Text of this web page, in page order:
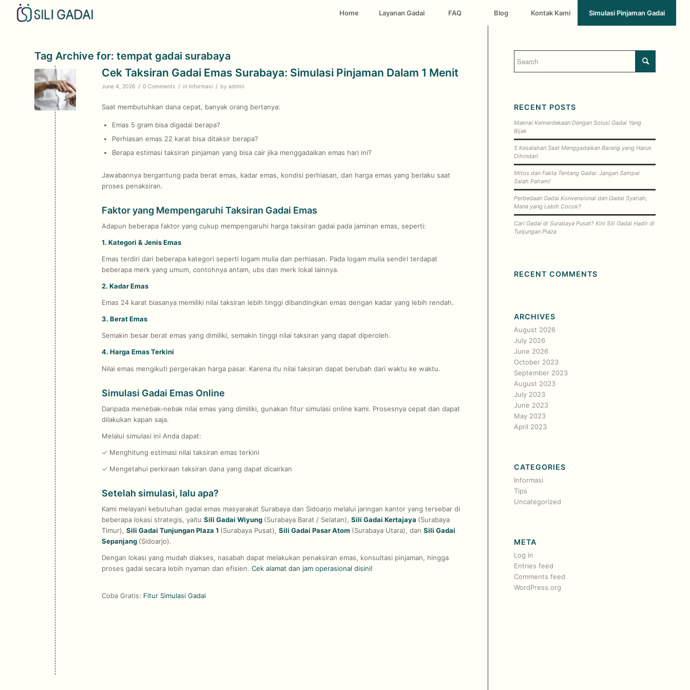
Home Layanan Gadai FAQ Blog Kontak Kami Simulasi Pinjaman Gadai
Tag Archive for: tempat gadai surabaya
Cek Taksiran Gadai Emas Surabaya: Simulasi Pinjaman Dalam 1 Menit
June 4, 2026 / 0 Comments / in Informasi / by admin
Saat membutuhkan dana cepat, banyak orang bertanya:
Emas 5 gram bisa digadai berapa?
Perhiasan emas 22 karat bisa ditaksir berapa?
Berapa estimasi taksiran pinjaman yang bisa cair jika menggadaikan emas hari ini?
Jawabannya bergantung pada berat emas, kadar emas, kondisi perhiasan, dan harga emas yang berlaku saat
proses penaksiran.
Faktor yang Mempengaruhi Taksiran Gadai Emas
Adapun beberapa faktor yang cukup mempengaruhi harga taksiran gadai pada jaminan emas, seperti:
1. Kategori & Jenis Emas
Emas terdiri dari beberapa kategori seperti logam mulia dan perhiasan. Pada logam mulia sendiri terdapat
beberapa merk yang umum, contohnya antam, ubs dan merk lokal lainnya.
2. Kadar Emas
Emas 24 karat biasanya memiliki nilai taksiran lebih tinggi dibandingkan emas dengan kadar yang lebih rendah.
3. Berat Emas
Semakin besar berat emas yang dimiliki, semakin tinggi nilai taksiran yang dapat diperoleh.
4. Harga Emas Terkini
Nilai emas mengikuti pergerakan harga pasar. Karena itu nilai taksiran dapat berubah dari waktu ke waktu.
Simulasi Gadai Emas Online
Daripada menebak-nebak nilai emas yang dimiliki, gunakan fitur simulasi online kami. Prosesnya cepat dan dapat
dilakukan kapan saja.
Melalui simulasi ini Anda dapat:
✓ Menghitung estimasi nilai taksiran emas terkini
✓ Mengetahui perkiraan taksiran dana yang dapat dicairkan
Setelah simulasi, lalu apa?
Kami melayani kebutuhan gadai emas masyarakat Surabaya dan Sidoarjo melalui jaringan kantor yang tersebar di
beberapa lokasi strategis, yaitu Sili Gadai Wiyung (Surabaya Barat / Selatan), Sili Gadai Kertajaya (Surabaya
Timur), Sili Gadai Tunjungan Plaza 1 (Surabaya Pusat), Sili Gadai Pasar Atom (Surabaya Utara), dan Sili Gadai
Sepanjang (Sidoarjo).
Dengan lokasi yang mudah diakses, nasabah dapat melakukan penaksiran emas, konsultasi pinjaman, hingga
proses gadai secara lebih nyaman dan efisien. Cek alamat dan jam operasional disini!
Coba Gratis: Fitur Simulasi Gadai
RECENT POSTS
Maknai Kemerdekaan Dengan Solusi Gadai Yang
Bijak
5 Kesalahan Saat Menggadaikan Barang yang Harus
Dihindari
Mitos dan Fakta Tentang Gadai: Jangan Sampai
Salah Paham!
Perbedaan Gadai Konvensional dan Gadai Syariah,
Mana yang Lebih Cocok?
Cari Gadai di Surabaya Pusat? Kini Sili Gadai Hadir di
Tunjungan Plaza
RECENT COMMENTS
ARCHIVES
August 2026
July 2026
June 2026
October 2023
September 2023
August 2023
July 2023
June 2023
May 2023
April 2023
CATEGORIES
Informasi
Tips
Uncategorized
META
Log in
Entries feed
Comments feed
WordPress.org